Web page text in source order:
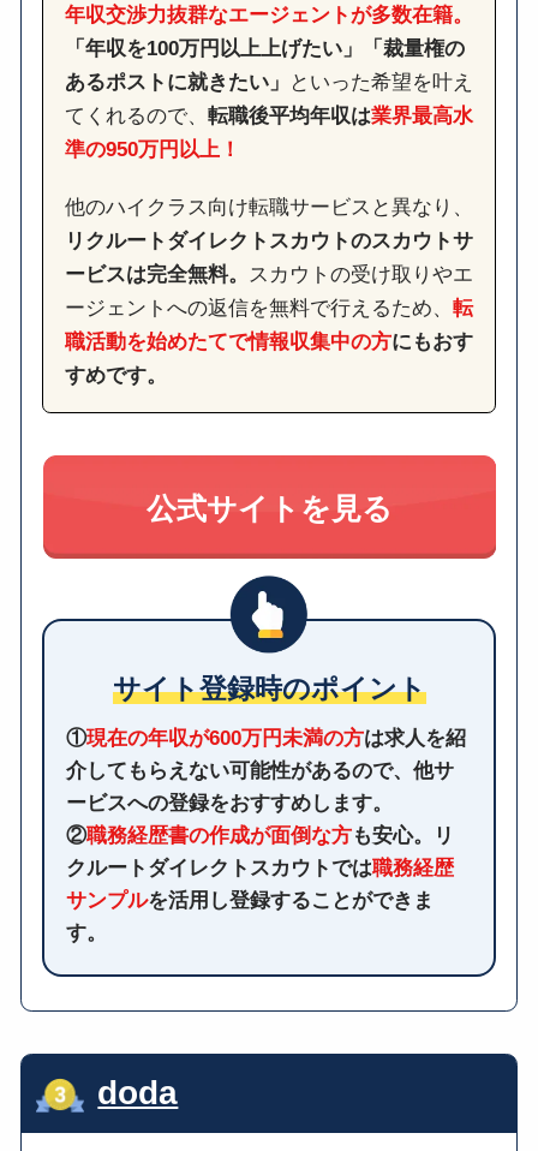
年収交渉力抜群なエージェントが多数在籍。
「年収を100万円以上上げたい」「裁量権の
あるポストに就きたい」 といった希望を叶え
てくれるので、 転職後平均年収は業界最高水
準の950万円以上！
他のハイクラス向け転職サービスと異なり、
リクルートダイレクトスカウトのスカウトサ
ービスは完全無料。 スカウトの受け取りやエ
ージェントへの返信を無料で行えるため、 転
職活動を始めたてで情報収集中の方にもおす
すめです。
公式サイトを見る
サイト登録時のポイント
①現在の年収が600万円未満の方は求人を紹
介してもらえない可能性があるので、他サ
ービスへの登録をおすすめします。
②職務経歴書の作成が面倒な方も安心。リ
クルートダイレクトスカウトでは職務経歴
サンプルを活用し登録することができま
す。
doda